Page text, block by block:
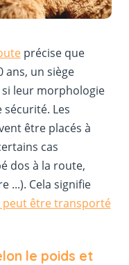
précise que
ans, un siège
leur morphologie
Les
être placés à
cas
dos à la route,
...). Cela signifie
peut être transporté
le poids et